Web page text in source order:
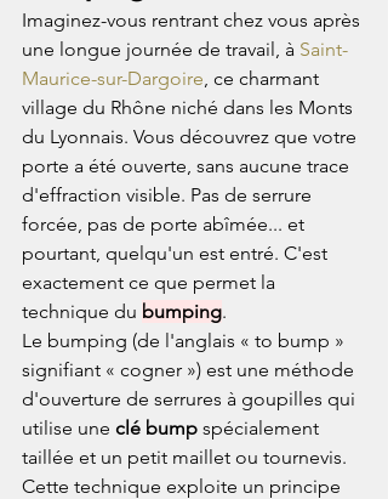
Imaginez-vous rentrant chez vous après
une longue journée de travail, à Saint-
Maurice-sur-Dargoire , ce charmant
village du Rhône niché dans les Monts
du Lyonnais. Vous découvrez que votre
porte a été ouverte, sans aucune trace
d'effraction visible. Pas de serrure
forcée, pas de porte abîmée... et
pourtant, quelqu'un est entré. C'est
exactement ce que permet la
technique du bumping.
Le bumping (de l'anglais « to bump »
signifiant « cogner ») est une méthode
d'ouverture de serrures à goupilles qui
utilise une clé bump spécialement
taillée et un petit maillet ou tournevis.
Cette technique exploite un principe